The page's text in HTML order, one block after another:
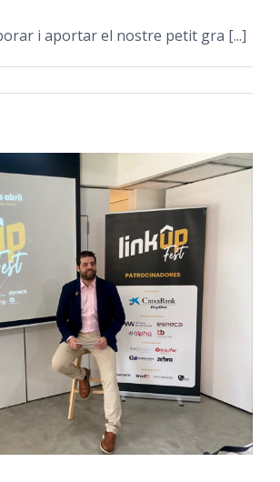
i aportar el nostre petit gra [...]